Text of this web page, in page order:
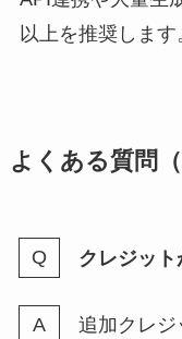
以上を推奨します
よくある質問（
クレジット
追加クレジ